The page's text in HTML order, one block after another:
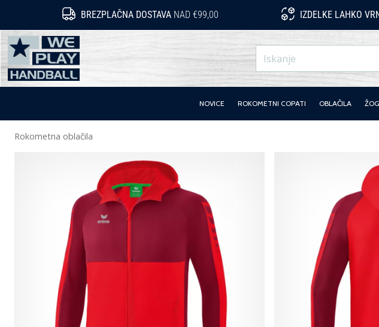
BREZPLAČNA DOSTAVA NAD €99,00 IZDELKE LAHKO
WePlayHandball.si
NOVICE ROKOMETNI COPATI OBLAČILA
Rokometna oblačila